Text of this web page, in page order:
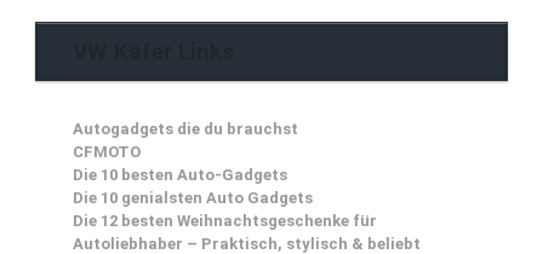
Autogadgets die du brauchst
CFMOTO
Die 10 besten Auto-Gadgets
Die 10 genialsten Auto Gadgets
Die 12 besten Weihnachtsgeschenke für
Autoliebhaber – Praktisch, stylisch & beliebt